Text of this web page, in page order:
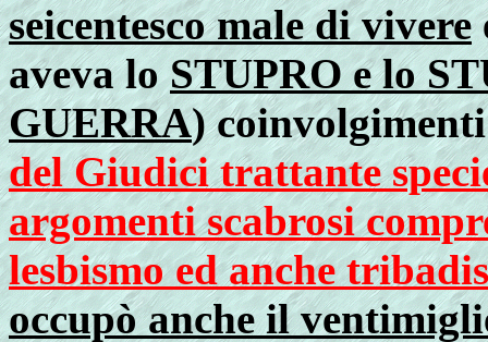
seicentesco male di vivere
aveva loSTUPRO e lo
GUERRA)
del Giudici trattante
argomenti scabrosi
lesbismo ed anche
occupò anche il